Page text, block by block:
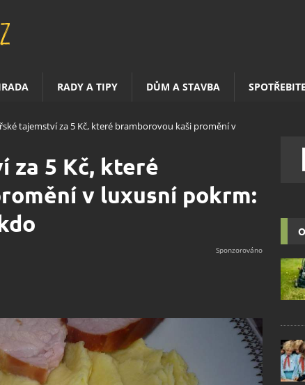
RADY A TIPY DŮM A STAVBA
tajemství za 5 Kč, které bramborovou kaši promění v
za 5 Kč, které
v luxusní pokrm: